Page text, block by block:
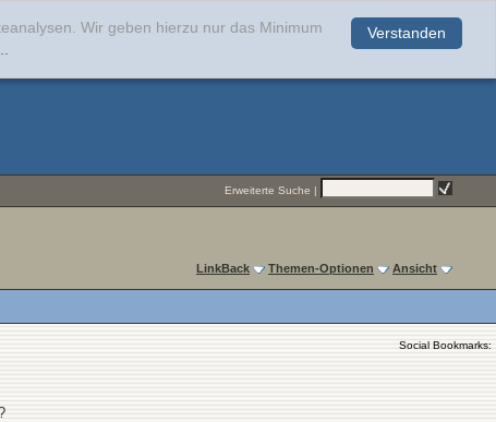
Verstanden
Wir geben hierzu nur das Minimum
Erweiterte Suche |
LinkBack Themen-Optionen Ansicht
Social Bookmarks: